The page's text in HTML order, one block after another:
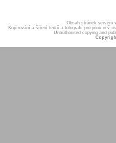
Obsah stránek serveru
Kopírování a šíření textů a fotografií pro jinou než
Unauthorised copying and